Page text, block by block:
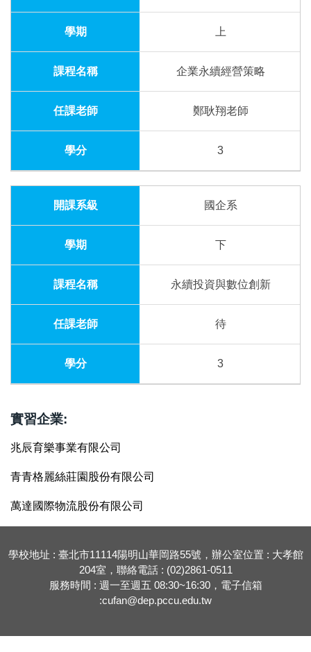
上
企業永續經營策略
鄭耿翔老師
3
國企系
下
永續投資與數位創新
待
3
實習企業:
兆辰育樂事業有限公司
青青格麗絲莊園股份有限公司
萬達國際物流股份有限公司
學校地址 : 臺北市11114陽明山華岡路55號，辦公室位置 : 大孝館
204室，聯絡電話 : (02)2861-0511
服務時間 : 週一至週五 08:30~16:30，電子信箱
:cufan@dep.pccu.edu.tw